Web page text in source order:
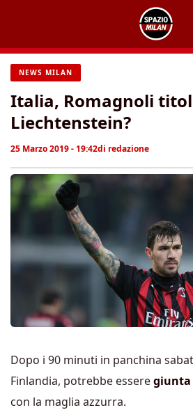
contenuto
NEWS MILAN
Italia, Romagnoli
Liechtenstein?
25 Marzo 2019 - 19:42di redazione
Dopo i 90 minuti in panchina
Finlandia, potrebbe esseregiunta
con la maglia azzurra.